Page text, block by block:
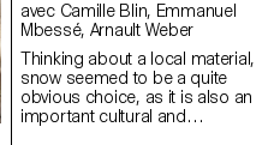
avec Camille Blin, Emmanuel
Mbessé, Arnault Weber
Thinking about a local material,
snow seemed to be a quite
obvious choice, as it is also an
important cultural and